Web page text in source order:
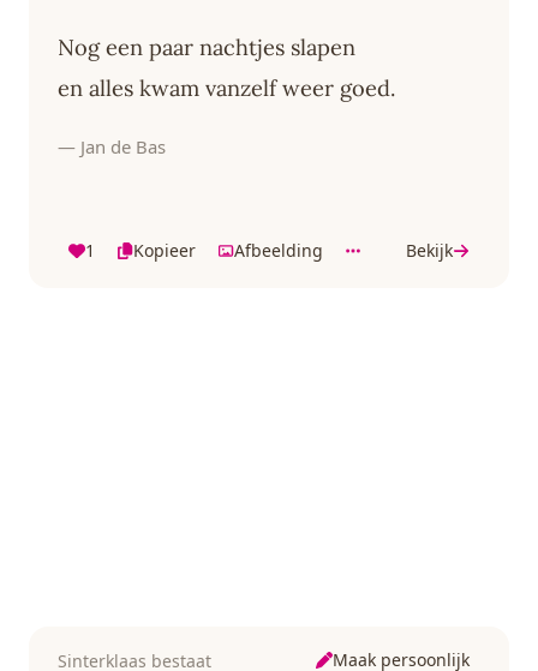
Nog een paar nachtjes slapen
en alles kwam vanzelf weer goed.
— Jan de Bas
1 Kopieer Afbeelding Bekijk
Sinterklaas bestaat Maak persoonlijk